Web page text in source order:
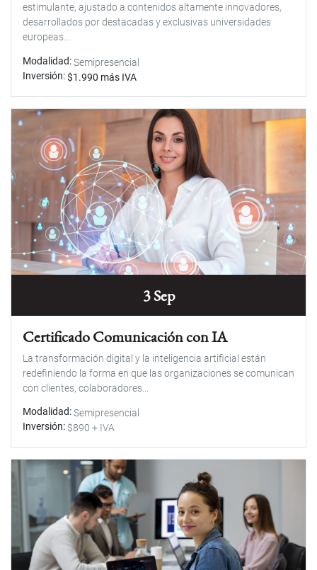
estimulante, ajustado a contenidos altamente innovadores,
desarrollados por destacadas y exclusivas universidades
europeas...
Modalidad Semipresencial
Inversión $1.990 más IVA
3 Sep
Certificado Comunicación con IA
La transformación digital y la inteligencia artificial están
redefiniendo la forma en que las organizaciones se comunican
con clientes, colaboradores...
Modalidad Semipresencial
Inversión $890 + IVA